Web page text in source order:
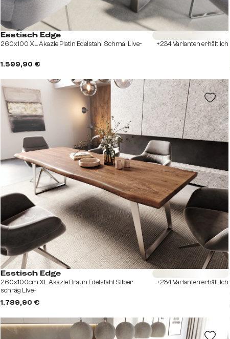
Esstisch Edge
260x100 XL Akazie Platin Edelstahl Schmal Live-
1.599,90 €
+234 Varianten erhältlich
Esstisch Edge
260x100cm XL Akazie Braun Edelstahl Silber
schräg Live-
1.789,90 €
+234 Varianten erhältlich